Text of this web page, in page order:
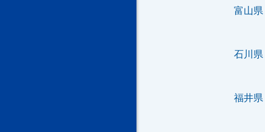
富山県
石川県
福井県